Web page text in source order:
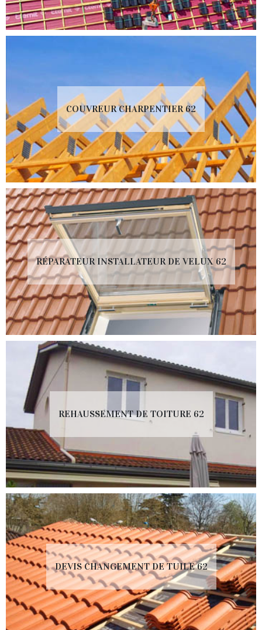
COUVREUR CHARPENTIER 62
RÉPARATEUR INSTALLATEUR DE VELUX 62
REHAUSSEMENT DE TOITURE 62
DEVIS CHANGEMENT DE TUILE 62